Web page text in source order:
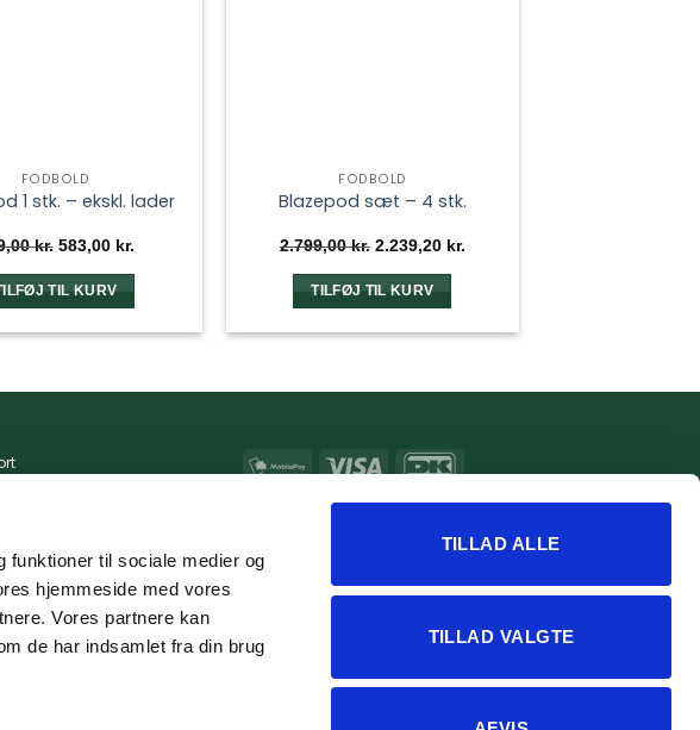
funktioner til sociale medier og
hjemmeside med vores
Vores partnere kan
de har indsamlet fra din brug
TILLAD ALLE
TILLAD VALGTE
FODBOLD
1 stk. – ekskl. lader
kr. Den
oprindelige
pris
var:
729,00 kr..
583,00 kr.Den
pris
583,00 kr..
TIL KURV
FODBOLD
Blazepod sæt – 4 stk.
2.799,00kr. Den
oprindelige
pris
var:
2.799,00 kr..
2.239,20 kr.Den
TILFØJ TIL KURV
MobilePay Visa
MasterCardApple
Google